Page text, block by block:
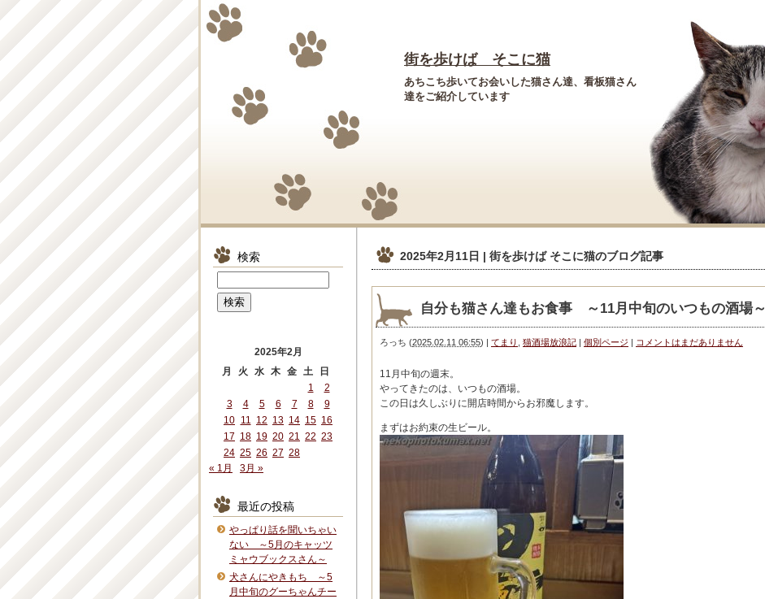
街を歩けば そこに猫
あちこち歩いてお会いした猫さん達、看板猫さん
達をご紹介しています
2025年2月11日 | 街を歩けば そこに猫のブログ記事
自分も猫さん達もお食事 ～11月中旬のいつもの酒場～
ろっち (2025.02.11 06:55) | てまり 猫酒場放浪記 | 個別ページ | コメントはまだありません
11月中旬の週末。
やってきたのは、いつもの酒場。
この日は久しぶりに開店時間からお邪魔します。
まずはお約束の生ビール。
検索
2025年2月
月
火 水 木 金 土
日
1
2
3
4 5 6 7 8
9
10 11 12 13 14 15 16
17 18 19 20 21 22 23
24 25 26 27 28
« 1月
3月 »
最近の投稿
やっぱり話を聞いちゃい
ない ～5月のキャッツ
ミャウブックスさん～
犬さんにやきもち ～5
月中旬のグーちゃんチー